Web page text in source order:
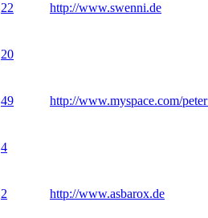
22 http://www.swenni.de
20
49 http://www.myspace.com/
4
2 http://www.asbarox.de